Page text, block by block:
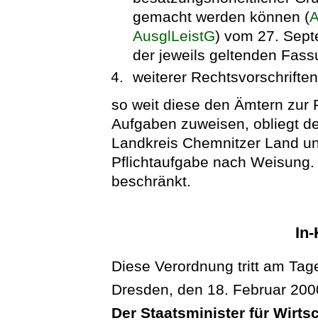
gemacht werden können (
AusglLeistG) vom 27.
der jeweils geltenden
weiterer
so weit diese den Ämtern zur
Aufgaben zuweisen, obliegt
Landkreis Chemnitzer Land
Pflichtaufgabe nach
beschränkt.
Diese Verordnung tritt am
Dresden, den 18. Februar
Der Staatsminister für